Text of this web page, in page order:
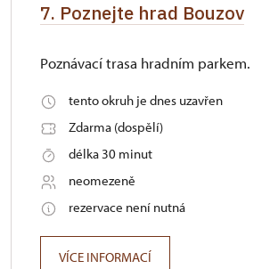
7. Poznejte hrad Bouzov
Poznávací trasa hradním parkem.
tento okruh je dnes uzavřen
Zdarma (dospělí)
délka 30 minut
neomezeně
rezervace není nutná
VÍCE INFORMACÍ